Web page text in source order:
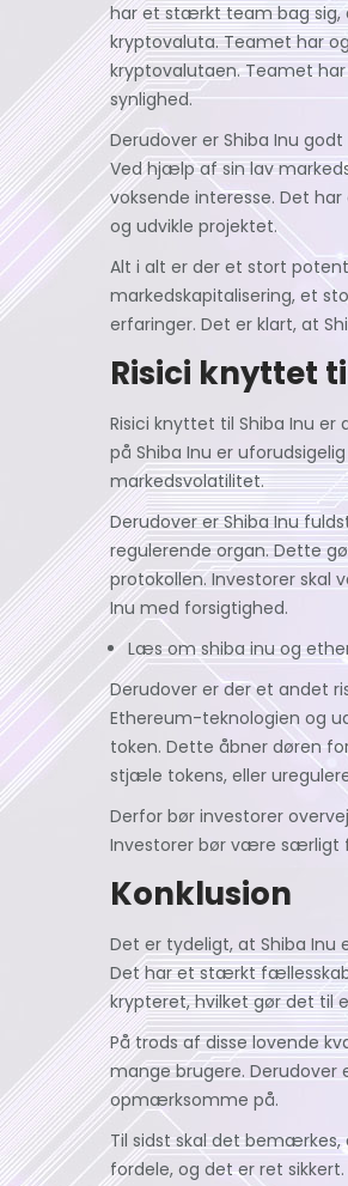
har et stærkt team bag sig,
kryptovaluta. Teamet har
kryptovalutaen. Teamet
synlighed.
Derudover er Shiba Inu
Ved hjælp af sin lav
voksende interesse. Det
og udvikle projektet.
Alt i alt er der et stort
markedskapitalisering, et
erfaringer. Det er klart, at
Risici knyttet
Risici knyttet til Shiba Inu
på Shiba Inu er
markedsvolatilitet.
Derudover er Shiba Inu
regulerende organ. Dette
protokollen. Investorer
Inu med forsigtighed.
Læs om shiba inu og
Derudover er der et andet
Ethereum-teknologien og
token. Dette åbner døren
stjæle tokens, eller
Derfor bør investorer
Investorer bør være særligt
Konklusion
Det er tydeligt, at Shiba
Det har et stærkt
krypteret, hvilket gør det til
På trods af disse lovende
mange brugere.
opmærksomme på.
Til sidst skal det
fordele, og det er ret